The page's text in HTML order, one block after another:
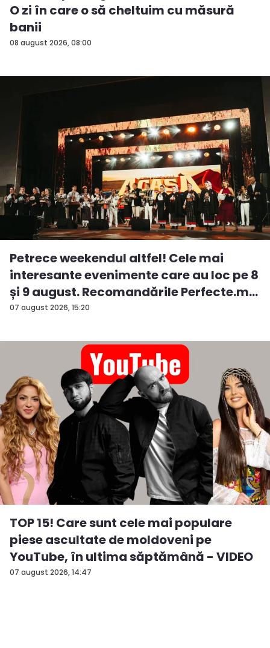
08 august 2026, 08:00
O zi în care o să cheltuim cu măsură
banii
07 august 2026, 15:20
Petrece weekendul altfel! Cele mai
interesante evenimente care au loc pe 8
și 9 august. Recomandările Perfecte.m...
07 august 2026, 14:47
TOP 15! Care sunt cele mai populare
piese ascultate de moldoveni pe
YouTube, în ultima săptămână - VIDEO